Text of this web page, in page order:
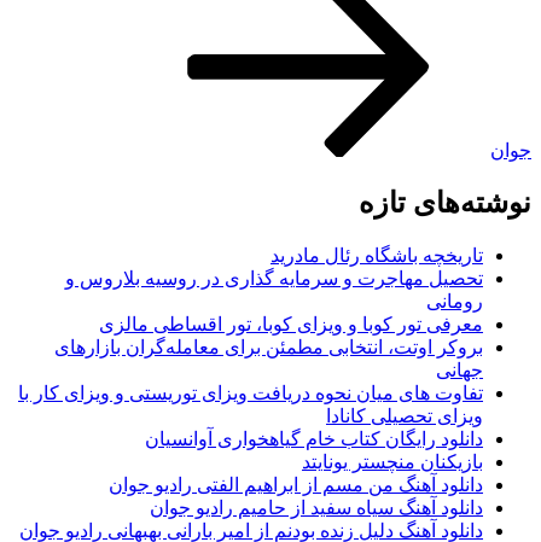
جوان
نوشته‌های تازه
تاریخچه باشگاه رئال مادرید
تحصیل مهاجرت و سرمایه گذاری در روسیه بلاروس و
رومانی
معرفی تور کوبا و ویزای کوبا، تور اقساطی مالزی
بروکر اوتت، انتخابی مطمئن برای معامله‌گران بازارهای
جهانی
تفاوت های میان نحوه دریافت ویزای توریستی و ویزای کار با
ویزای تحصیلی کانادا
دانلود رایگان کتاب خام گیاهخواری آوانسیان
بازیکنان منچستر یونایتد
دانلود آهنگ من مسم از ابراهیم الفتی رادیو جوان
دانلود آهنگ سیاه سفید از حامیم رادیو جوان
دانلود آهنگ دلیل زنده بودنم از امیر بارانی بهبهانی رادیو جوان